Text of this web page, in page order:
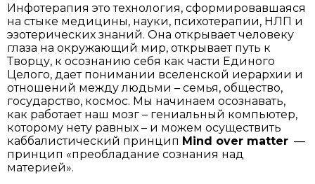
Инфотерапия это технология, сформировавшаяся
на стыке медицины, науки, психотерапии, НЛП и
эзотерических знаний. Она открывает человеку
глаза на окружающий мир, открывает путь к
Творцу, к осознанию себя как части Единого
Целого, дает понимании вселенской иерархии и
отношений между людьми – семья, общество,
государство, космос. Мы начинаем осознавать,
как работает наш мозг – гениальный компьютер,
которому нету равных – и можем осуществить
каббалистический принцип Mind over matter —
принцип «преобладание сознания над
материей».